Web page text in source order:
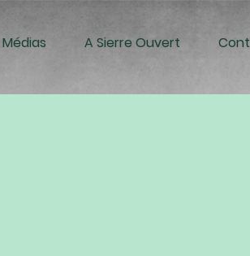
Médias A Sierre Ouvert